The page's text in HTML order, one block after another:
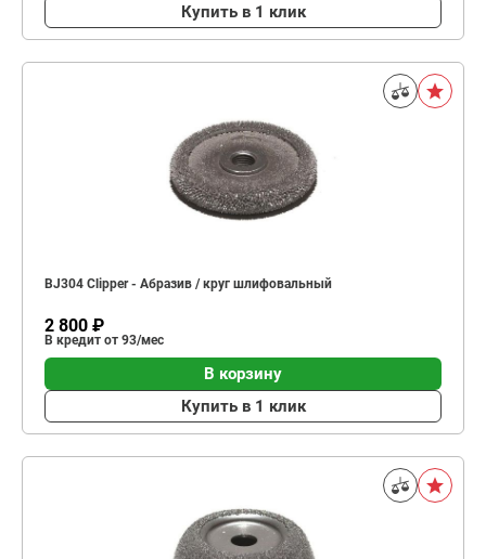
Купить в 1 клик
BJ304 Clipper - Абразив / круг шлифовальный
2 800 ₽
В кредит от 93/мес
В корзину
Купить в 1 клик